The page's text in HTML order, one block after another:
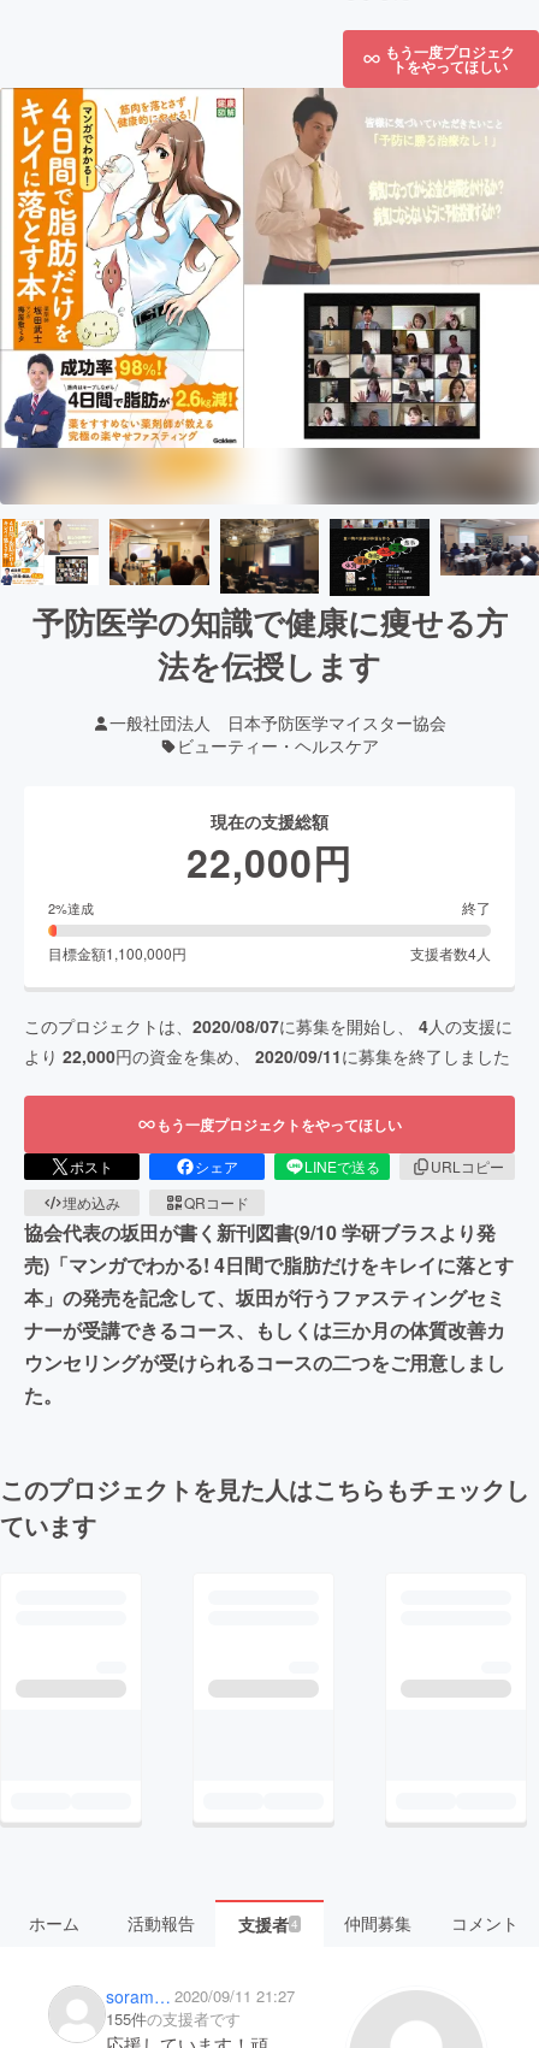
もう一度プロジェク
トをやってほしい
予防医学の知識で健康に痩せる方
法を伝授します
一般社団法人 日本予防医学マイスター協会
ビューティー・ヘルスケア
現在の支援総額
22,000円
2%達成 終了
目標金額1,100,000円 支援者数4人
このプロジェクトは、 2020/08/07に募集を開始し、 4人の支援に
より 22,000円の資金を集め、 2020/09/11に募集を終了しました
もう一度プロジェクトをやってほしい
ポスト シェア LINEで送る
URLコピー
埋め込み
QRコード
協会代表の坂田が書く新刊図書(9/10 学研ブラスより発
売)「マンガでわかる! 4日間で脂肪だけをキレイに落とす
本」の発売を記念して、坂田が行うファスティングセミ
ナーが受講できるコース、もしくは三か月の体質改善カ
ウンセリングが受けられるコースの二つをご用意しまし
た。
このプロジェクトを見た人はこちらもチェックし
ています
ホーム 活動報告 支援者4 仲間募集 コメント
soramamepa2 2020/09/11 21:27
155件の支援者です